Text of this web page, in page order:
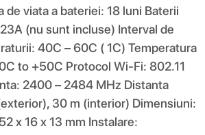
de viata a bateriei: 18 luni Baterii
(nu sunt incluse) Interval de
40C – 60C ( 1C) Temperatura
to +50C Protocol Wi-Fi: 802.11
2400 – 2484 MHz Distanta
30 m (interior) Dimensiuni:
x 16 x 13 mm Instalare: